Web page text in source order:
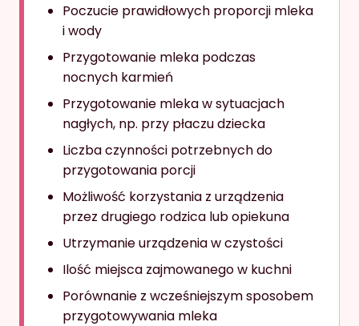
Poczucie prawidłowych proporcji mleka
i wody
Przygotowanie mleka podczas
nocnych karmień
Przygotowanie mleka w sytuacjach
nagłych, np. przy płaczu dziecka
Liczba czynności potrzebnych do
przygotowania porcji
Możliwość korzystania z urządzenia
przez drugiego rodzica lub opiekuna
Utrzymanie urządzenia w czystości
Ilość miejsca zajmowanego w kuchni
Porównanie z wcześniejszym sposobem
przygotowywania mleka